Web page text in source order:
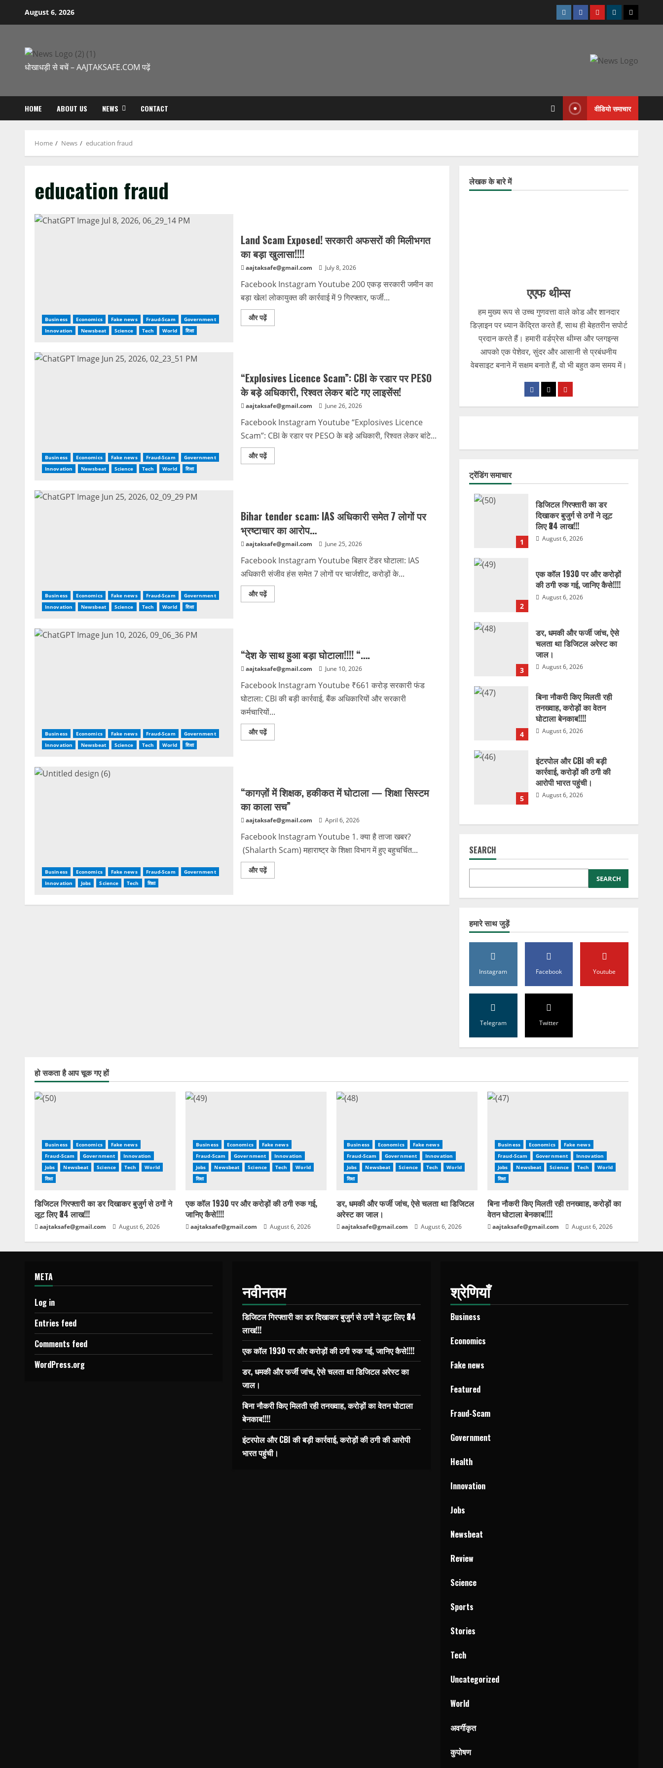
August 6, 2026
धोखाधड़ी से बचें – AAJTAKSAFE.COM पढ़ें
HOME ABOUT US NEWS CONTACT वीडियो समाचार
Home News education fraud
education fraud
Business Economics Fake news Fraud-Scam
Government
Innovation
Newsbeat Science Tech World शिक्षा
Land Scam Exposed! सरकारी अफसरों की मिलीभगत
का बड़ा खुलासा!!!!
aajtaksafe@gmail.com July 8, 2026
Facebook Instagram Youtube 200 एकड़ सरकारी जमीन का
बड़ा खेल! लोकायुक्त की कार्रवाई में 9 गिरफ्तार, फर्जी...
और पढ़ें
Business Economics Fake news Fraud-Scam
Government
Innovation
Newsbeat Science Tech World शिक्षा
“Explosives Licence Scam”: CBI के रडार पर PESO
के बड़े अधिकारी, रिश्वत लेकर बांटे गए लाइसेंस!
aajtaksafe@gmail.com June 26, 2026
Facebook Instagram Youtube “Explosives Licence
Scam”: CBI के रडार पर PESO के बड़े अधिकारी, रिश्वत लेकर बांटे...
और पढ़ें
Business Economics Fake news Fraud-Scam
Government
Innovation
Newsbeat Science Tech World शिक्षा
Bihar tender scam: IAS अधिकारी समेत 7 लोगों पर
भ्रष्टाचार का आरोप…
aajtaksafe@gmail.com June 25, 2026
Facebook Instagram Youtube बिहार टेंडर घोटाला: IAS
अधिकारी संजीव हंस समेत 7 लोगों पर चार्जशीट, करोड़ों के...
और पढ़ें
Business Economics Fake news Fraud-Scam
Government
Innovation
Newsbeat Science Tech World शिक्षा
“देश के साथ हुआ बड़ा घोटाला!!!! “….
aajtaksafe@gmail.com June 10, 2026
Facebook Instagram Youtube ₹661 करोड़ सरकारी फंड
घोटाला: CBI की बड़ी कार्रवाई, बैंक अधिकारियों और सरकारी
कर्मचारियों...
और पढ़ें
Business Economics Fake news Fraud-Scam
Government
Innovation
Jobs Science Tech शिक्षा
“कागज़ों में शिक्षक, हकीकत में घोटाला — शिक्षा सिस्टम
का काला सच”
aajtaksafe@gmail.com April 6, 2026
Facebook Instagram Youtube 1. क्या है ताजा खबर?
(Shalarth Scam) महाराष्ट्र के शिक्षा विभाग में हुए बहुचर्चित...
और पढ़ें
लेखक के बारे में
एएफ थीम्स
हम मुख्य रूप से उच्च गुणवत्ता वाले कोड और शानदार
डिज़ाइन पर ध्यान केंद्रित करते हैं, साथ ही बेहतरीन सपोर्ट
प्रदान करते हैं। हमारी वर्डप्रेस थीम्स और प्लगइन्स
आपको एक पेशेवर, सुंदर और आसानी से प्रबंधनीय
वेबसाइट बनाने में सक्षम बनाते हैं, वो भी बहुत कम समय में।
ट्रेंडिंग समाचार
1
डिजिटल गिरफ्तारी का डर
दिखाकर बुजुर्ग से ठगों ने लूट
लिए ₹34 लाख!!!
August 6, 2026
2
एक कॉल 1930 पर और करोड़ों
की ठगी रुक गई, जानिए कैसे!!!!
August 6, 2026
3
डर, धमकी और फर्जी जांच, ऐसे
चलता था डिजिटल अरेस्ट का
जाल।
August 6, 2026
4
बिना नौकरी किए मिलती रही
तनख्वाह, करोड़ों का वेतन
घोटाला बेनकाब!!!!
August 6, 2026
5
इंटरपोल और CBI की बड़ी
कार्रवाई, करोड़ों की ठगी की
आरोपी भारत पहुंची।
August 6, 2026
SEARCH
SEARCH
हमारे साथ जुड़ें
Instagram Facebook Youtube
Telegram Twitter
हो सकता है आप चूक गए हों
Business Economics
Fake news
Fraud-Scam
Government
Innovation
Jobs
Newsbeat Science Tech
World
शिक्षा
डिजिटल गिरफ्तारी का डर दिखाकर बुजुर्ग से ठगों ने
लूट लिए ₹34 लाख!!!
aajtaksafe@gmail.com August 6, 2026
Business Economics
Fake news
Fraud-Scam
Government
Innovation
Jobs
Newsbeat Science Tech
World
शिक्षा
एक कॉल 1930 पर और करोड़ों की ठगी रुक गई,
जानिए कैसे!!!!
aajtaksafe@gmail.com August 6, 2026
Business Economics
Fake news
Fraud-Scam
Government
Innovation
Jobs
Newsbeat Science Tech
World
शिक्षा
डर, धमकी और फर्जी जांच, ऐसे चलता था डिजिटल
अरेस्ट का जाल।
aajtaksafe@gmail.com August 6, 2026
Business Economics
Fake news
Fraud-Scam
Government
Innovation
Jobs
Newsbeat Science Tech
World
शिक्षा
बिना नौकरी किए मिलती रही तनख्वाह, करोड़ों का
वेतन घोटाला बेनकाब!!!!
aajtaksafe@gmail.com August 6, 2026
META
Log in
Entries feed
Comments feed
WordPress.org
नवीनतम
डिजिटल गिरफ्तारी का डर दिखाकर बुजुर्ग से ठगों ने लूट लिए ₹34
लाख!!!
एक कॉल 1930 पर और करोड़ों की ठगी रुक गई, जानिए कैसे!!!!
डर, धमकी और फर्जी जांच, ऐसे चलता था डिजिटल अरेस्ट का
जाल।
बिना नौकरी किए मिलती रही तनख्वाह, करोड़ों का वेतन घोटाला
बेनकाब!!!!
इंटरपोल और CBI की बड़ी कार्रवाई, करोड़ों की ठगी की आरोपी
भारत पहुंची।
श्रेणियाँ
Business
Economics
Fake news
Featured
Fraud-Scam
Government
Health
Innovation
Jobs
Newsbeat
Review
Science
Sports
Stories
Tech
Uncategorized
World
अवर्गीकृत
कुपोषण